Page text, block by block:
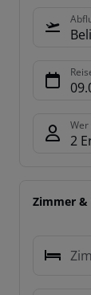
2
Zimmer &